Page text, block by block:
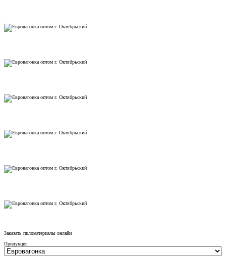
Заказать пиломатериалы онлайн
Продукция